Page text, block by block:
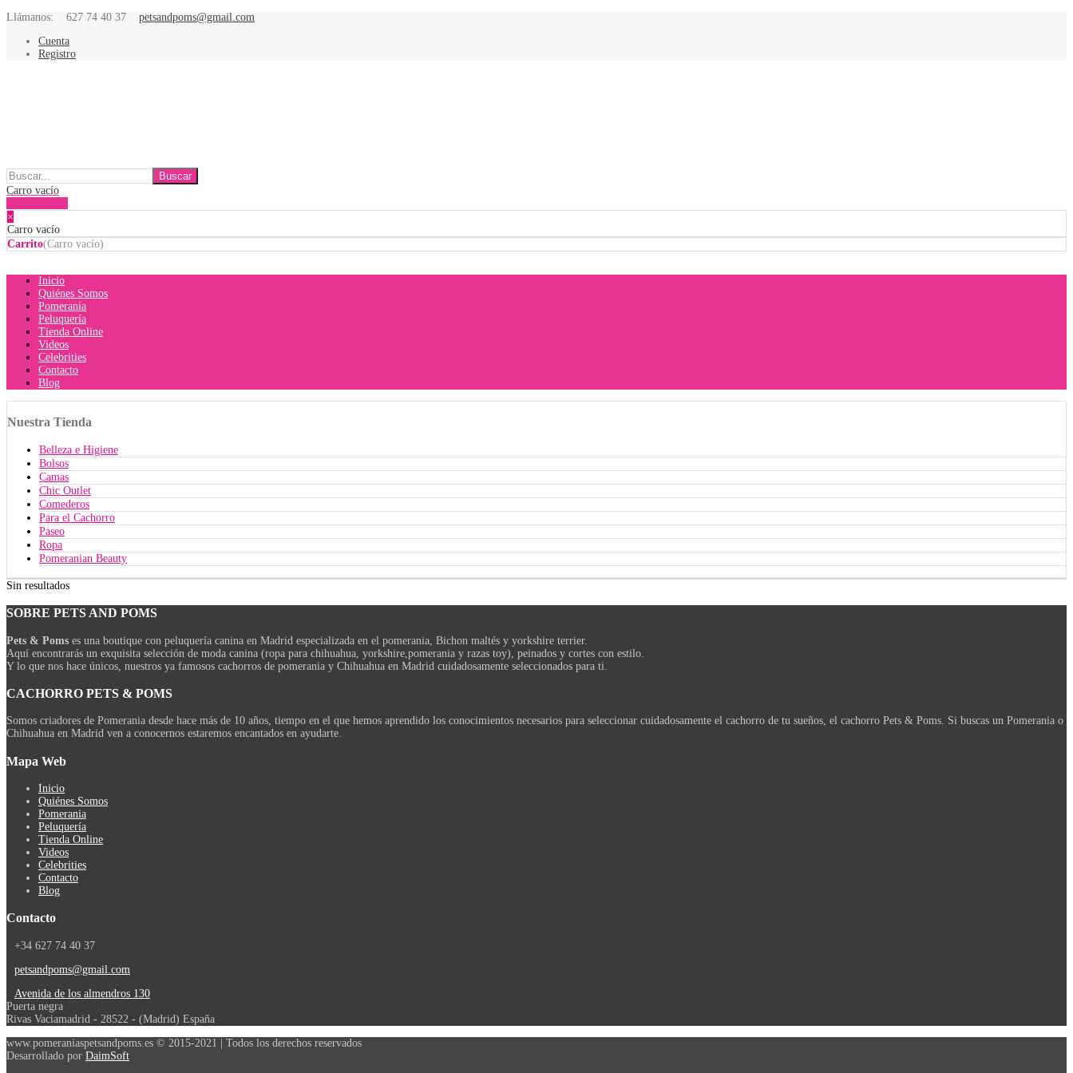
Llámanos: 627 74 40 37
petsandpoms@gmail.com
Cuenta
Registro
Carro vacío
×
Carro vacío
Carrito(Carro vacío)
Inicio
Quiénes Somos
Pomerania
Peluquería
Tienda Online
Videos
Celebrities
Contacto
Blog
Nuestra Tienda
Belleza e Higiene
Bolsos
Camas
Chic Outlet
Comederos
Para el Cachorro
Paseo
Ropa
Pomeranian Beauty
Sin resultados
SOBRE PETS AND POMS
Pets & Poms es una boutique con peluquería canina en Madrid especializada en el pomerania, Bichon maltés y yorkshire terrier.
Aquí encontrarás un exquisita selección de moda canina (ropa para chihuahua, yorkshire,pomerania y razas toy), peinados y cortes con estilo.
Y lo que nos hace únicos, nuestros ya famosos cachorros de pomerania y Chihuahua en Madrid cuidadosamente seleccionados para ti.
CACHORRO PETS & POMS
Somos criadores de Pomerania desde hace más de 10 años, tiempo en el que hemos aprendido los conocimientos necesarios para seleccionar cuidadosamente el cachorro de tu sueños, el cachorro Pets & Poms. Si buscas un Pomerania o
Chihuahua en Madrid ven a conocernos estaremos encantados en ayudarte.
Mapa Web
Inicio
Quiénes Somos
Pomerania
Peluquería
Tienda Online
Videos
Celebrities
Contacto
Blog
Contacto
+34 627 74 40 37
petsandpoms@gmail.com
Avenida de los almendros 130
Puerta negra
Rivas Vaciamadrid - 28522 - (Madrid) España
www.pomeraniaspetsandpoms.es © 2015-2021 | Todos los derechos reservados
Desarrollado por DaimSoft